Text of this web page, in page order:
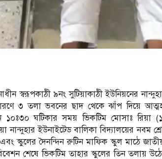
স্বরূপকাঠী ৯নং সুটিয়াকাঠী ইউনিয়নের
কারণে ৩ তলা ভবনের ছাদ থেকে ঝাঁপ দিয়ে
ঘটিকার সময় ভিকটিম মোসাঃ রিয়া
নান্দুহার ইউনাইটেড বালিকা বিদ্যালয়ের নবম
স্কুলের দৈনন্দিন রুটিন মাফিক স্কুল মাঠে
শেষে ভিকটিম তাহার স্কুলের তিন তলায়